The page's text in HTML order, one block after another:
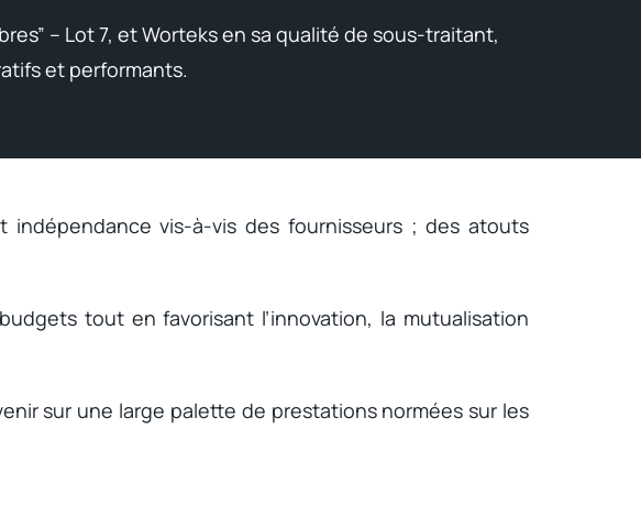
– Lot 7, et Worteks en sa qualité de sous-traitant,
et performants.
vis-à-vis des fournisseurs ; des atouts
tout en favorisant l’innovation, la mutualisation
sur une large palette de prestations normées sur les